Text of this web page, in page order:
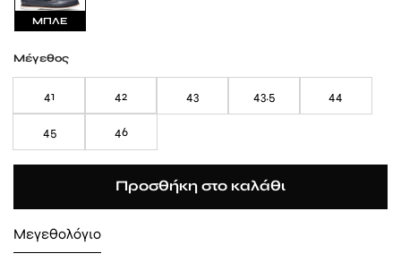
ΜΠΛΕ
Μέγεθος
41 42 43 43.5 44
45 46
Προσθήκη στο καλάθι
Μεγεθολόγιο